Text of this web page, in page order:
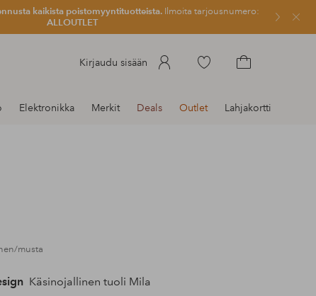
kaikista poistomyyntituotteista.Ilmoita tarjousnumero:
ALLOUTLET
Sulje
Kirjaudu sisään
Siirry
Elektronikka Merkit Deals Outlet Lahjakortti
musta
Käsinojallinen tuoli Mila